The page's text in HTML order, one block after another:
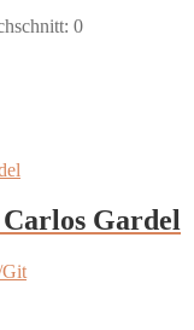
0
Carlos Gardel
Git